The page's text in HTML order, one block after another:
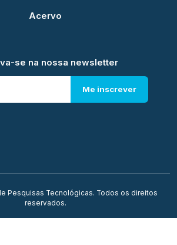
Acervo
se na nossa newsletter
Me inscrever
Pesquisas Tecnológicas. Todos os direitos
reservados.